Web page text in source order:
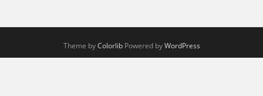
Theme byColorlibPowered byWordPress